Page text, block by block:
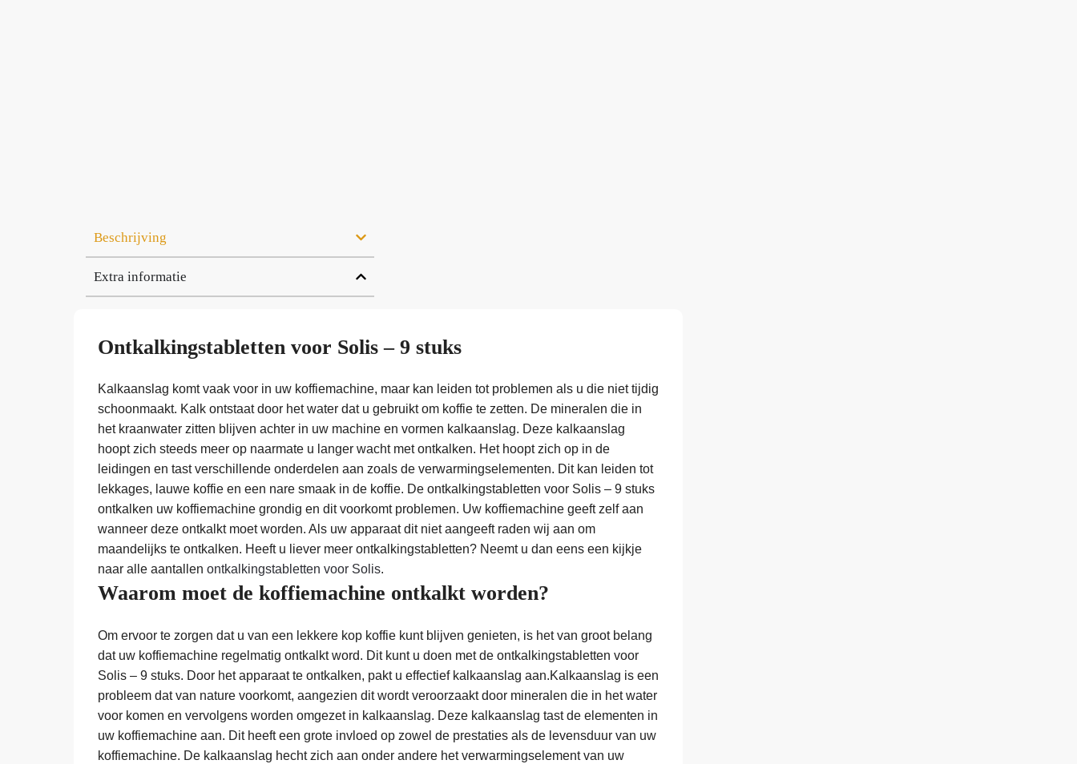
Beschrijving
Extra informatie
Ontkalkingstabletten voor Solis – 9 stuks
Kalkaanslag komt vaak voor in uw koffiemachine, maar kan leiden tot problemen als u die niet tijdig
schoonmaakt. Kalk ontstaat door het water dat u gebruikt om koffie te zetten. De mineralen die in
het kraanwater zitten blijven achter in uw machine en vormen kalkaanslag. Deze kalkaanslag
hoopt zich steeds meer op naarmate u langer wacht met ontkalken. Het hoopt zich op in de
leidingen en tast verschillende onderdelen aan zoals de verwarmingselementen. Dit kan leiden tot
lekkages, lauwe koffie en een nare smaak in de koffie. De ontkalkingstabletten voor Solis – 9 stuks
ontkalken uw koffiemachine grondig en dit voorkomt problemen. Uw koffiemachine geeft zelf aan
wanneer deze ontkalkt moet worden. Als uw apparaat dit niet aangeeft raden wij aan om
maandelijks te ontkalken. Heeft u liever meer ontkalkingstabletten? Neemt u dan eens een kijkje
naar alle aantallen ontkalkingstabletten voor Solis.
Waarom moet de koffiemachine ontkalkt worden?
Om ervoor te zorgen dat u van een lekkere kop koffie kunt blijven genieten, is het van groot belang
dat uw koffiemachine regelmatig ontkalkt word. Dit kunt u doen met de ontkalkingstabletten voor
Solis – 9 stuks. Door het apparaat te ontkalken, pakt u effectief kalkaanslag aan.Kalkaanslag is een
probleem dat van nature voorkomt, aangezien dit wordt veroorzaakt door mineralen die in het water
voor komen en vervolgens worden omgezet in kalkaanslag. Deze kalkaanslag tast de elementen in
uw koffiemachine aan. Dit heeft een grote invloed op zowel de prestaties als de levensduur van uw
koffiemachine. De kalkaanslag hecht zich aan onder andere het verwarmingselement van uw